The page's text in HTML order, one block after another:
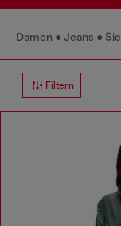
Damen Jeans
Filtern